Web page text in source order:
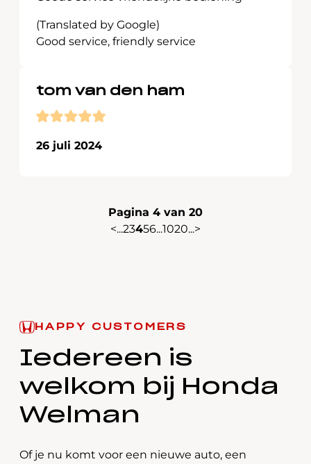
(Translated by Google)
Good service, friendly service
tom van den ham
26 juli 2024
Pagina 4 van 20
<...23456...1020...>
HAPPY CUSTOMERS
Iedereen is
welkom bij Honda
Welman
Of je nu komt voor een nieuwe auto, een